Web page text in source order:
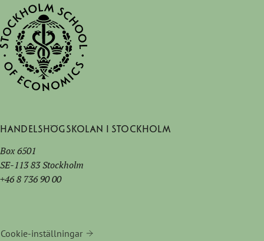
Handelshögskolan i Stockholm
Box 6501
SE-113 83 Stockholm
+46 8 736 90 00
Cookie-inställningar